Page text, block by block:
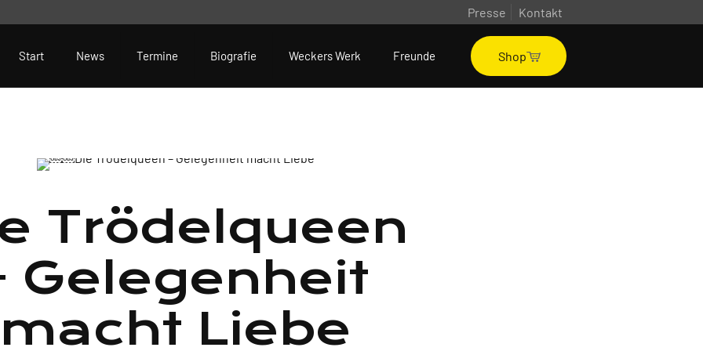
Presse Kontakt
Start News Termine Biografie Weckers Werk Freunde Shop
Trödelqueen
Gelegenheit
macht Liebe